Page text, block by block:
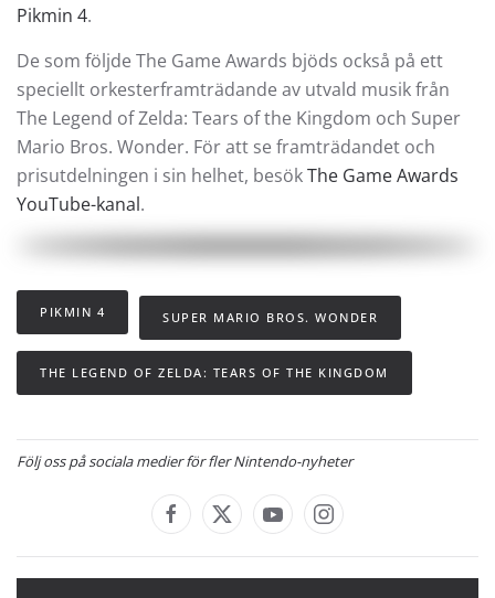
Pikmin 4.
De som följde The Game Awards bjöds också på ett
speciellt orkesterframträdande av utvald musik från
The Legend of Zelda: Tears of the Kingdom och Super
Mario Bros. Wonder. För att se framträdandet och
prisutdelningen i sin helhet, besökThe Game Awards
YouTube-kanal.
PIKMIN 4 SUPER MARIO BROS. WONDER
THE LEGEND OF ZELDA: TEARS OF THE KINGDOM
Följ oss på sociala medier för fler Nintendo-nyheter